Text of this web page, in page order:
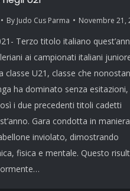
By Judo Cus Parma Novembre 21,
Terzo titolo italiano
ai campionati italiani
classe U21, classe che
ha dominato senza esitazioni,
i due precedenti titoli cadetti
Gara condotta in maniera
inviolato, dimostrando
fisica e mentale. Questo